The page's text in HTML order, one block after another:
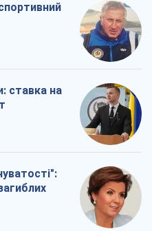
ставка на